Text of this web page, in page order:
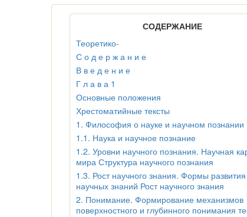
СОДЕРЖАНИЕ
Теоретико-
С о д е р ж а н и е
В в е д е н и е
Г л а в а 1
Основные положения
Хрестоматийные тексты
1. Философия о науке и научном познании
1.1. Наука и научное познание
1.2. Уровни научного познания. Научная
мира Структура научного познания
1.3. Рост научного знания. Формы развития
научных знаний Рост научного знания
2. Понимание. Формирование механизмов
поверхностного и глубинного понимания